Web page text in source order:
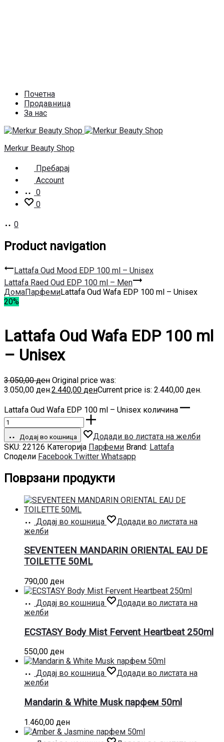
Почетна
Продавница
За нас
Merkur Beauty Shop
Пребарај
Account
0
0
0
Product navigation
Lattafa Oud Mood EDP 100 ml – Unisex
Lattafa Raed Oud EDP 100 ml – Men
ДомаПарфемиLattafa Oud Wafa EDP 100 ml – Unisex
20%
Lattafa Oud Wafa EDP 100 ml
– Unisex
3.050,00ден Original price was:
3.050,00 ден.2.440,00 денCurrent price is: 2.440,00 ден.
Lattafa Oud Wafa EDP 100 ml – Unisex количина
Додај во кошница
Додади во листата на желби
SKU: 22126 Категорија Парфеми Brand: Lattafa
Сподели Facebook Twitter Whatsapp
Поврзани продукти
Додај во кошница
Додади во листата на
желби
SEVENTEEN MANDARIN ORIENTAL EAU DE
TOILETTE 50ML
790,00 ден
Додај во кошница
Додади во листата на
желби
ECSTASY Body Mist Fervent Heartbeat 250ml
550,00 ден
Додај во кошница
Додади во листата на
желби
Mandarin & White Musk парфем 50ml
1.460,00 ден